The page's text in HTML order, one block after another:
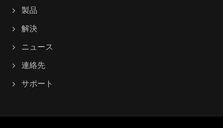
製品
解決
ニュース
連絡先
サポート